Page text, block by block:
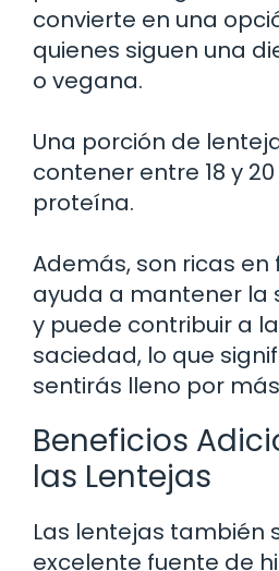
convierte en una
quienes siguen una
o vegana.
Una porción de
contener entre 18 y
proteína.
Además, son ricas en
ayuda a mantener la
y puede contribuir a
saciedad, lo que
sentirás lleno por
Beneficios
las Lentejas
Las lentejas también
excelente fuente de